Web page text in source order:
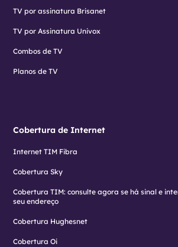
TV por assinatura Brisanet
TV por Assinatura Univox
Combos de TV
Planos de TV
Cobertura de Internet
Internet TIM Fibra
Cobertura Sky
Cobertura TIM: consulte agora se há sinal e
seu endereço
Cobertura Hughesnet
Cobertura Oi